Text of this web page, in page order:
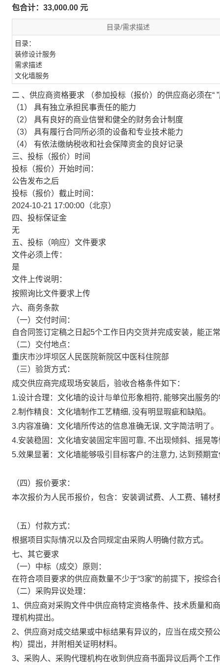
包合计： 33,000.00 元
目录/需求描述
目录：
装修设计服务
需求描述
文化墙服务
二 、供应商资格要求
（参加投标（报价）的供应商必须在
（1） 具有独立承担民事责任的能力
（2） 具有良好的商业信誉和健全的财务会计制度
（3） 具有履行合同所必须的设备和专业技术能力
（4） 有依法缴纳税收和社会保障资金的良好记录
三、投标（报价）时间
投标（报价）开始时间：
公告发布之后
投标（报价）截止时间：
2024-10-21 17:00:00（北京）
四、投标保证金
无
五、投标（响应）文件要求
文件必须上传：
是
文件上传说明：
按照询比文件要求上传
六、商务条款
（一）交付时间：
自合同签订定稿之日起5个工作日内交货并完成安装，能正
（二）交付地点：
重庆市沙坪坝区人民医院新院区中医科住院部
（三）验货方式：
成交供应商完成现场安装后，验收合格条件如下：
1.设计合理：文化墙的设计与单位形象相符, 能够突出服务
2.制作精良：文化墙制作工艺精细, 没有明显瑕疵和缺陷。
3.内容准确：文化墙所传达的信息准确无误, 文字简洁明了。
4.安装稳固：文化墙安装固定牢固可靠, 不出现倾斜、摇晃
5.效果显著：文化墙能够吸引目标客户的注意力, 达到预期
（四）报价要求：
本次报价为人民币报价，包含： 安装调试费、人工费、辅材
（五）付款方式：
根据项目实际情况以及合同规定由采购人明确付款方式。
七、其它要求
（一）中标（成交）原则：
在符合项目要求的供应商数量不少于“3家”的前提下，按综
（二）采购异议处理：
1、供应商对采购文件中供应商特定资格条件、技术质量和
理机构提出。
2、供应商对成交结果或中标结果有异议的，应当在成交预
构）提出，并附相关证明材料。
3、采购人、采购代理机构在收到供应商书面异议后两个工